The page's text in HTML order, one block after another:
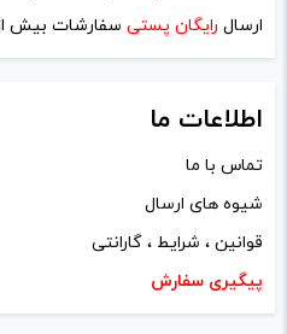
ایمیل*
ذخیره نام، ایمیل و وبسایت من در
دیدگاهی می‌نویسم.
لازم است محتوای ارسالی منطبق
ارسال رایگان پستی سفارشات بیش
اطلاعات ما
تماس با ما
شیوه های ارسال
قوانین ، شرایط ، گارانتی
پیگیری سفارش